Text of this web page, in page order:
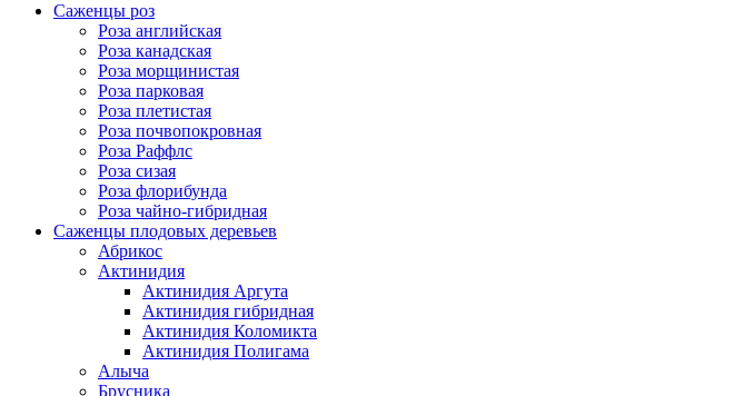
Саженцы роз
Роза английская
Роза канадская
Роза морщинистая
Роза парковая
Роза плетистая
Роза почвопокровная
Роза Раффлс
Роза сизая
Роза флорибунда
Роза чайно-гибридная
Саженцы плодовых деревьев
Абрикос
Актинидия
Актинидия Аргута
Актинидия гибридная
Актинидия Коломикта
Актинидия Полигама
Алыча
Брусника